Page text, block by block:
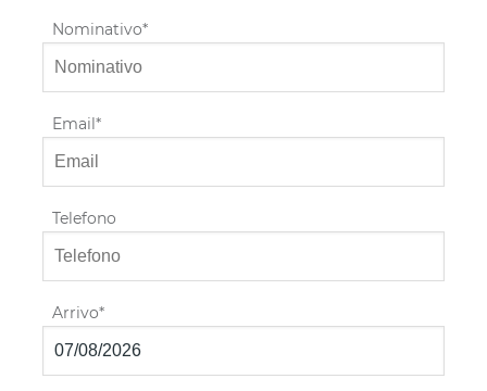
Nominativo
Email
Telefono
Arrivo